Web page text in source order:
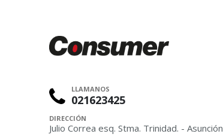
LLAMANOS
021623425
DIRECCIÓN
Julio Correa esq. Stma. Trinidad. - Asunción